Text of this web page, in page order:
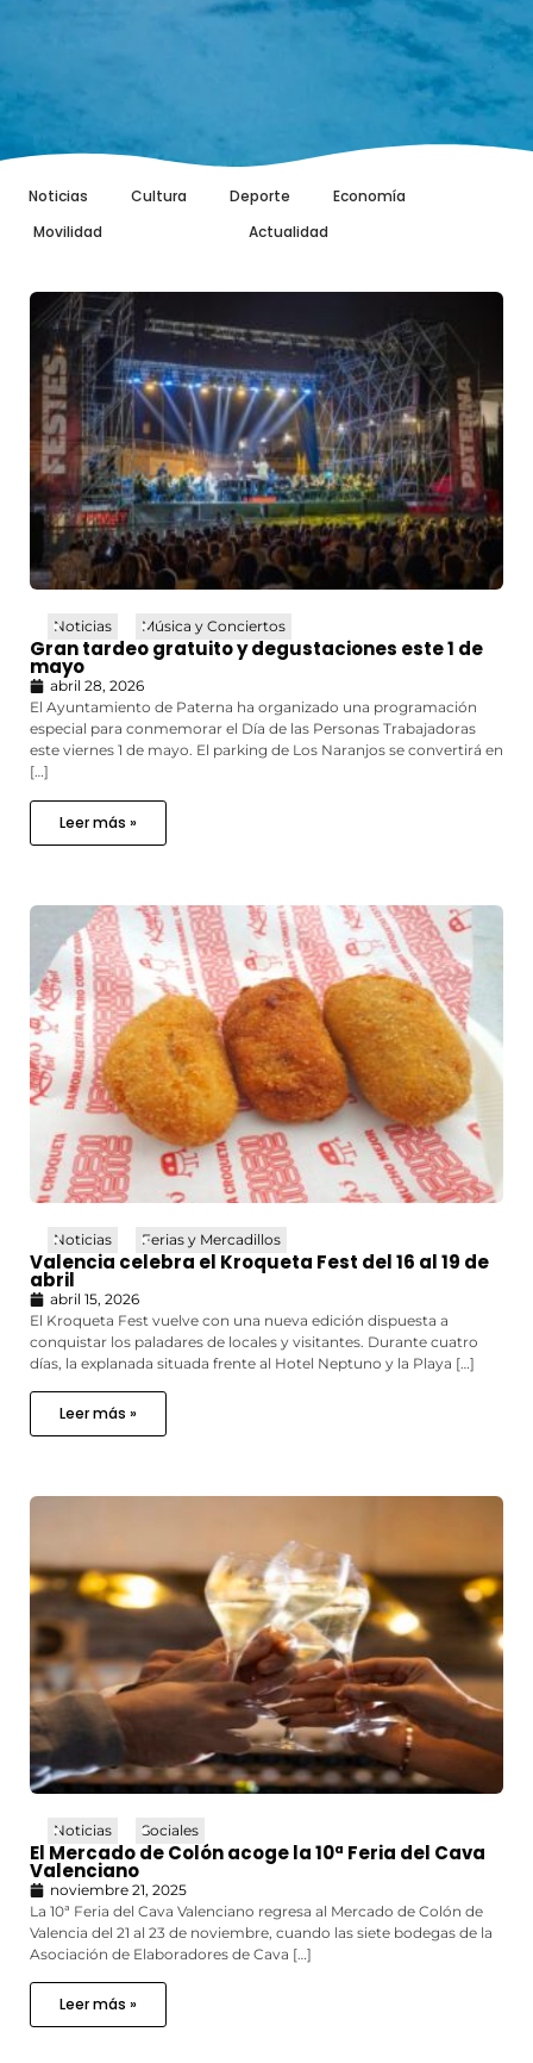
Noticias Cultura Deporte
Economía
Movilidad
Actualidad
Noticias Música y Conciertos
Gran tardeo gratuito y degustaciones este 1 de
mayo
abril 28, 2026
El Ayuntamiento de Paterna ha organizado una programación
especial para conmemorar el Día de las Personas Trabajadoras
este viernes 1 de mayo. El parking de Los Naranjos se convertirá en
[…]
Leer más »
Noticias Ferias y Mercadillos
Valencia celebra el Kroqueta Fest del 16 al 19 de
abril
abril 15, 2026
El Kroqueta Fest vuelve con una nueva edición dispuesta a
conquistar los paladares de locales y visitantes. Durante cuatro
días, la explanada situada frente al Hotel Neptuno y la Playa […]
Leer más »
Noticias Sociales
El Mercado de Colón acoge la 10ª Feria del Cava
Valenciano
noviembre 21, 2025
La 10ª Feria del Cava Valenciano regresa al Mercado de Colón de
Valencia del 21 al 23 de noviembre, cuando las siete bodegas de la
Asociación de Elaboradores de Cava […]
Leer más »